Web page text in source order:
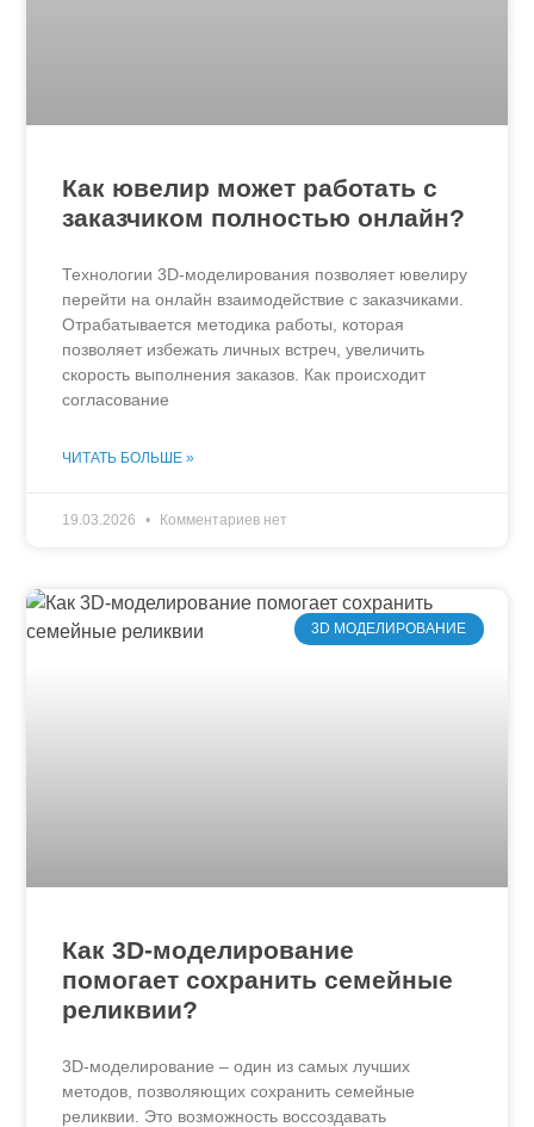
Как ювелир может работать с
заказчиком полностью онлайн?
Технологии 3D-моделирования позволяет ювелиру
перейти на онлайн взаимодействие с заказчиками.
Отрабатывается методика работы, которая
позволяет избежать личных встреч, увеличить
скорость выполнения заказов. Как происходит
согласование
ЧИТАТЬ БОЛЬШЕ »
19.03.2026 Комментариев нет
3D МОДЕЛИРОВАНИЕ
Как 3D-моделирование
помогает сохранить семейные
реликвии?
3D-моделирование – один из самых лучших
методов, позволяющих сохранить семейные
реликвии. Это возможность воссоздавать